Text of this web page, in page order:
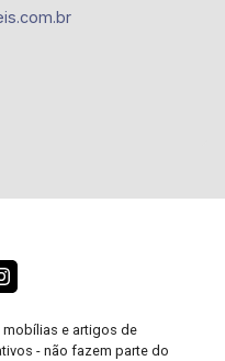
e artigos de
- não fazem parte do